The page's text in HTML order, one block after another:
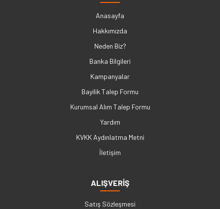
Anasayfa
Hakkımızda
Neden Biz?
Banka Bilgileri
Kampanyalar
Bayilik Talep Formu
Kurumsal Alım Talep Formu
Yardım
KVKK Aydınlatma Metni
İletişim
ALIŞVERİŞ
Satış Sözleşmesi